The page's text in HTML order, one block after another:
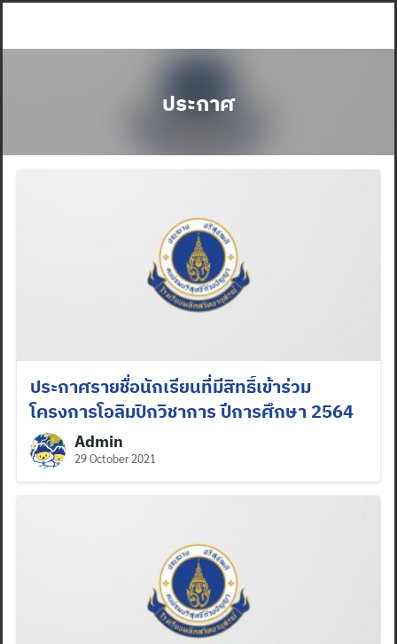
ประกาศ
ประกาศรายชื่อนักเรียนที่มีสิทธิ์เข้าร่วม
โครงการโอลิมปิกวิชาการ ปีการศึกษา 2564
Admin
29 October 2021